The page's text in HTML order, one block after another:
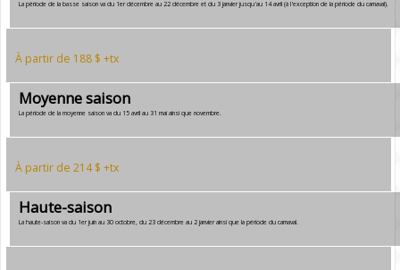
La période de la basse saison va du 1er décembre au 22 décembre et du 3 janvier jusqu'au 14 avril (à l'exception de la période du carnaval).
À partir de 188 $ +tx
Moyenne saison
La période de la moyenne saison va du 15 avril au 31 mai ainsi que novembre.
À partir de 214 $ +tx
Haute-saison
La haute-saison va du 1er juin au 30 octobre, du 23 décembre au 2 janvier ainsi que la période du carnaval.